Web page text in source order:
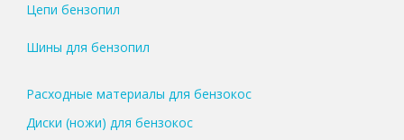
Цепи бензопил
Шины для бензопил
Расходные материалы для бензокос
Диски (ножи) для бензокос